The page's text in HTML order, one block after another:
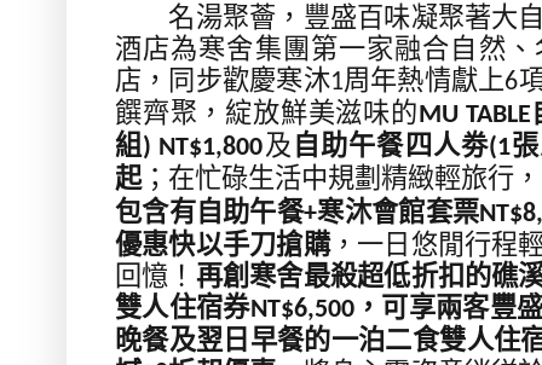
名湯聚薈，豐盛百味凝聚著大自
酒店為寒舍集團第一家融合自然
店，同步歡慶寒沐1周年熱情獻上6
饌齊聚，綻放鮮美滋味的MU TABLE
組 ) NT$1,800及 自助午餐四人劵(1張
起；在忙碌生活中規劃精緻輕旅行
包含有自助午餐+寒沐會館套票
優惠快以手刀搶購，一日悠閒行程
回憶！ 再創寒舍最殺超低折扣的礁
雙人住宿券NT$6,500，可享兩客豐
晚餐及翌日早餐的一泊二食雙人住